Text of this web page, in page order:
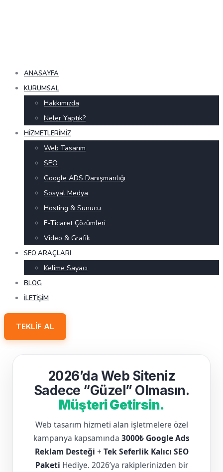
ANASAYFA
KURUMSAL
Hakkımızda
Neler Yaptık?
HIZMETLERIMIZ
Web Tasarım
SEO
Google ADS Danışmanlığı
Sosyal Medya
Hosting & Sunucu
E-Ticaret Çözümleri
Video & Grafik
SEO ARAÇLARI
Kelime Sayacı
BLOG
İLETIŞIM
TEKLIF AL
2026’da Web Siteniz
Sadece “Güzel” Olmasın.
Müşteri Getirsin.
Web tasarım hizmeti alan işletmelere özel
kampanya kapsamında 3000₺ Google Ads
Reklam Desteği + Tek Seferlik Kalıcı SEO
Paketi Hediye. 2026’ya rakiplerinizden bir